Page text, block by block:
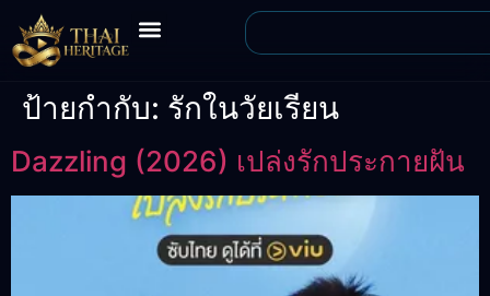
ป้ายกำกับ: รักในวัยเรียน
Dazzling (2026) เปล่งรักประกายฝัน